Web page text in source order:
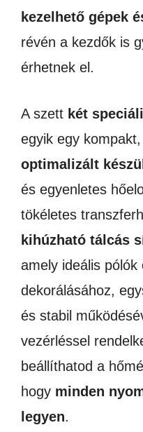
kezelhető gépek
révén a kezdők is
érhetnek el.
A szett két
egyik egy
optimalizált
és egyenletes
tökéletes
kihúzható tálcás
amely ideális
dekorálásához,
és stabil
vezérléssel
beállíthatod a
hogy minden
legyen.